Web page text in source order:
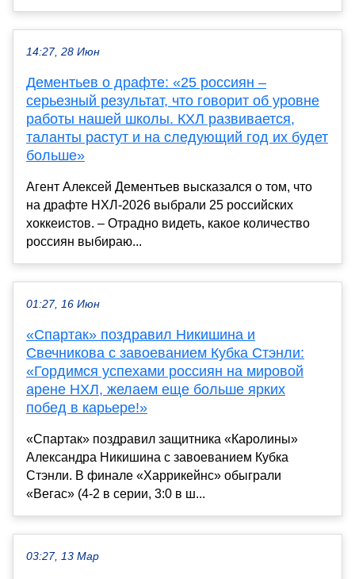
14:27, 28 Июн
Дементьев о драфте: «25 россиян –
серьезный результат, что говорит об уровне
работы нашей школы. КХЛ развивается,
таланты растут и на следующий год их будет
больше»
Агент Алексей Дементьев высказался о том, что
на драфте НХЛ-2026 выбрали 25 российских
хоккеистов. – Отрадно видеть, какое количество
россиян выбираю...
01:27, 16 Июн
«Спартак» поздравил Никишина и
Свечникова с завоеванием Кубка Стэнли:
«Гордимся успехами россиян на мировой
арене НХЛ, желаем еще больше ярких
побед в карьере!»
«Спартак» поздравил защитника «Каролины»
Александра Никишина с завоеванием Кубка
Стэнли. В финале «Харрикейнс» обыграли
«Вегас» (4-2 в серии, 3:0 в ш...
03:27, 13 Мар